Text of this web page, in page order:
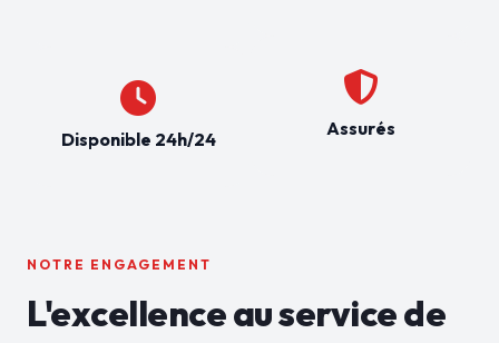
Disponible 24h/24 Assurés
NOTRE ENGAGEMENT
L'excellence au service de